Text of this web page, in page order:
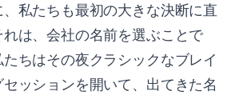
、私たちも最初の大きな決断に直
は、会社の名前を選ぶことで
ちはその夜クラシックなブレイ
ッションを開いて、出てきた名